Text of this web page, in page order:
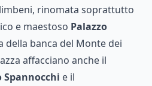
rinomata soprattutto
e maestoso Palazzo
della banca del Monte dei
affacciano anche il
Spannocchi e il